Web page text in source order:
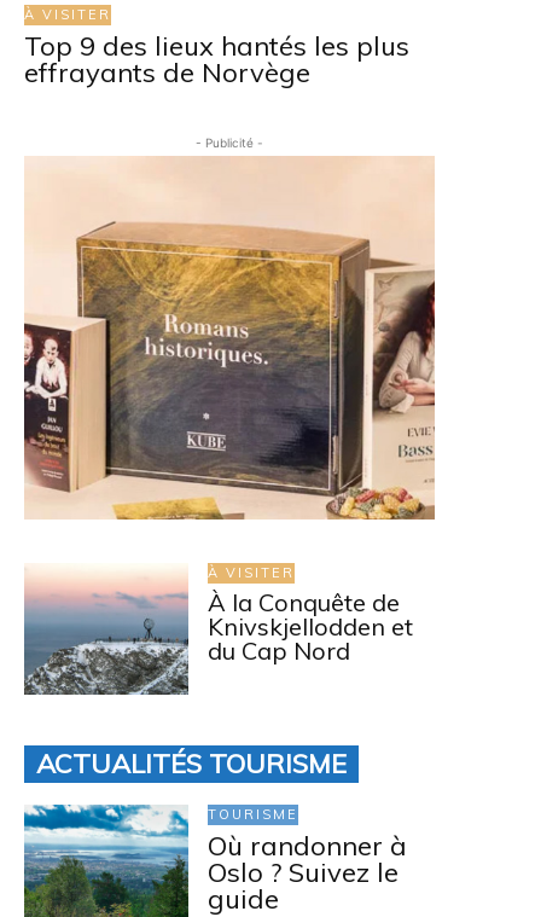
À VISITER
Top 9 des lieux hantés les plus
effrayants de Norvège
- Publicité -
À VISITER
À la Conquête de
Knivskjellodden et
du Cap Nord
ACTUALITÉS TOURISME
TOURISME
Où randonner à
Oslo ? Suivez le
guide